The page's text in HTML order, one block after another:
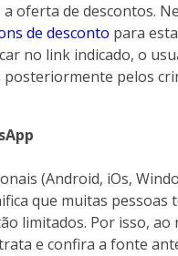
oferta de descontos.
de desconto para
no link indicado, o
posteriormente pelos
(Android, iOs,
que muitas pessoas
limitados. Por isso,
e confira a fonte